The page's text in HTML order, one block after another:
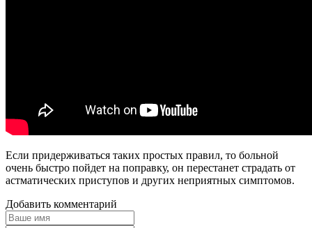
Если придерживаться таких простых правил, то больной
очень быстро пойдет на поправку, он перестанет страдать от
астматических приступов и других неприятных симптомов.
Добавить комментарий